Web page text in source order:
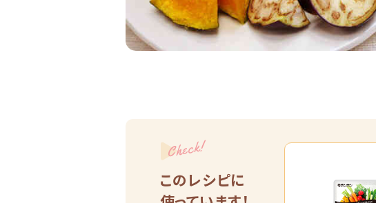
Check!
このレシピに